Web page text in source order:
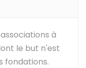
à
le but n'est
fondations.